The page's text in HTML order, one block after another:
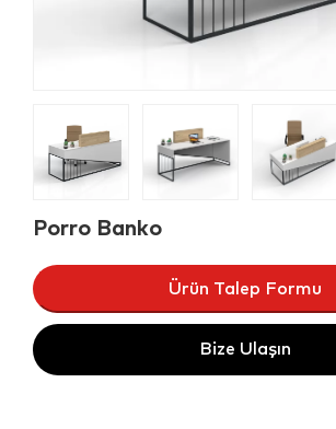
Porro Banko
Ürün Talep Formu
Bize Ulaşın